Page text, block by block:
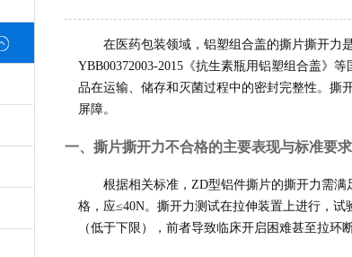
在医药包装领域，铝塑组合盖的撕片撕开力
YBB00372003-2015《抗生素瓶用铝塑组合盖》
品在运输、储存和灭菌过程中的密封完整性。撕
屏障。
一、撕片撕开力不合格的主要表现与标准要求
根据相关标准，ZD型铝件撕片的撕开力需
格，应≤40N。撕开力测试在拉伸装置上进行，试
（低于下限），前者导致临床开启困难甚至拉环